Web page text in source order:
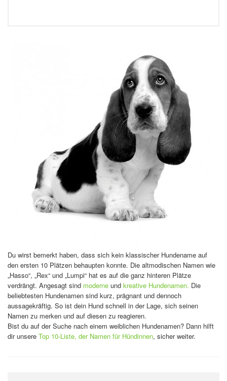
Du wirst bemerkt haben, dass sich kein klassischer Hundename auf
den ersten 10 Plätzen behaupten konnte. Die altmodischen Namen wie
„Hasso“, „Rex“ und „Lumpi“ hat es auf die ganz hinteren Plätze
verdrängt. Angesagt sind moderne und kreative Hundenamen. Die
beliebtesten Hundenamen sind kurz, prägnant und dennoch
aussagekräftig. So ist dein Hund schnell in der Lage, sich seinen
Namen zu merken und auf diesen zu reagieren.
Bist du auf der Suche nach einem weiblichen Hundenamen? Dann hilft
dir unsere Top 10-Liste, der Namen für Hündinnen, sicher weiter.